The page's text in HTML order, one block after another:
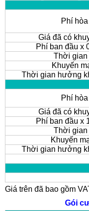
Phí
Giá đã có
Phí ban đầu x
Thời gian
Khuyến
Thời gian hưởng
Phí
Giá đã có
Phí ban đầu x
Thời gian
Khuyến
Thời gian hưởng
Giá trên đã bao gồm
Gói